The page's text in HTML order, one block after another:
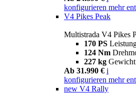
konfigurieren mehr
V4 Pikes Peak
Multistrada V4 Pikes
170 PS
124 Nm
227 kg
Ab 31.990 € i
konfigurieren mehr
new V4 Rally